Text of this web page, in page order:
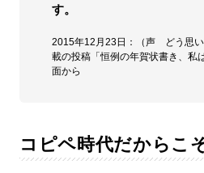
す。
2015年12月23日：（声 どう思
載の投稿「恒例の年賀状書き、私
面から
コピペ時代だからこ